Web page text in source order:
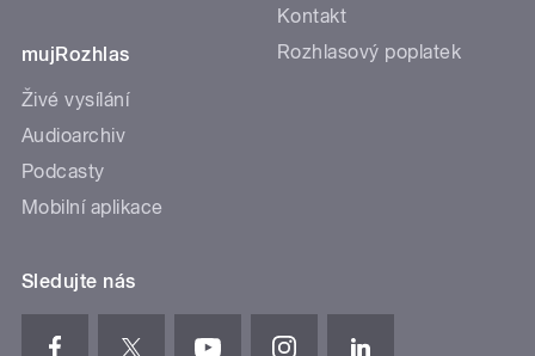
mujRozhlas
Živé vysílání
Audioarchiv
Podcasty
Mobilní aplikace
Kontakt
Rozhlasový poplatek
Sledujte nás